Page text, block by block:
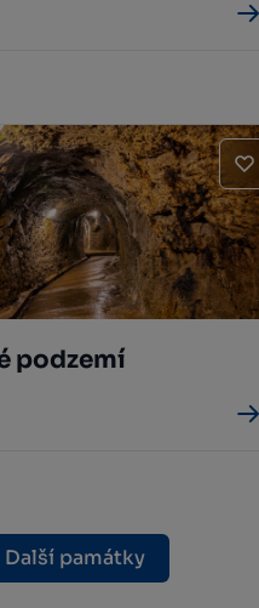
podzemí
Další památky